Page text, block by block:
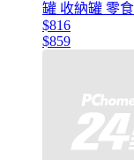
罐 收納罐 零
$816
$859